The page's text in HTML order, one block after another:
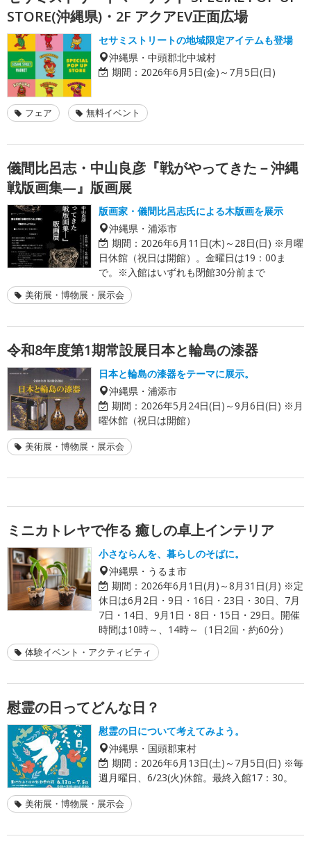
STORE(沖縄県)・2F アクアEV正面広場
セサミストリートの地域限定アイテムも登場
沖縄県・中頭郡北中城村
期間： 2026年6月5日(金)～7月5日(日)
フェア 無料イベント
儀間比呂志・中山良彦『戦がやってきた－沖縄
戦版画集—』版画展
版画家・儀間比呂志氏による木版画を展示
沖縄県・浦添市
期間： 2026年6月11日(木)～28日(日) ※月曜
日休館（祝日は開館）。金曜日は19：00ま
で。※入館はいずれも閉館30分前まで
美術展・博物展・展示会
令和8年度第1期常設展日本と輪島の漆器
日本と輪島の漆器をテーマに展示。
沖縄県・浦添市
期間： 2026年5月24日(日)～9月6日(日) ※月
曜休館（祝日は開館）
美術展・博物展・展示会
ミニカトレヤで作る 癒しの卓上インテリア
小さならんを、暮らしのそばに。
沖縄県・うるま市
期間： 2026年6月1日(月)～8月31日(月) ※定
休日は6月2日・9日・16日・23日・30日、7月
7日・14日、9月1日・8日・15日・29日。開催
時間は10時～、14時～（1日2回・約60分）
体験イベント・アクティビティ
慰霊の日ってどんな日？
慰霊の日について考えてみよう。
沖縄県・国頭郡東村
期間： 2026年6月13日(土)～7月5日(日) ※毎
週月曜日、6/23(火)休館。最終入館17：30。
美術展・博物展・展示会